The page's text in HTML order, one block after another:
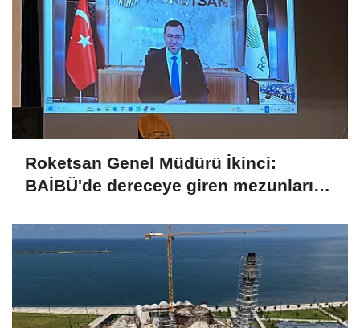
Roketsan Genel Müdürü İkinci:
BAİBÜ'de dereceye giren mezunları